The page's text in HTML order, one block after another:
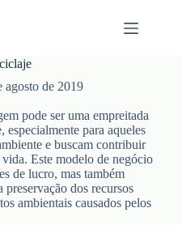
agosto de 2019
pode ser uma empreitada
para aqueles
e buscam contribuir
Este modelo de negócio
de lucro, mas também
dos recursos
ambientais causados pelos